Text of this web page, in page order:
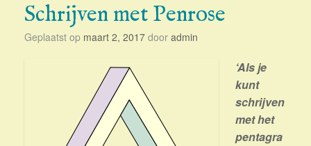
Schrijven met Penrose
Geplaatst op maart 2, 2017 door admin
‘Als je
kunt
schrijven
met het
pentagra